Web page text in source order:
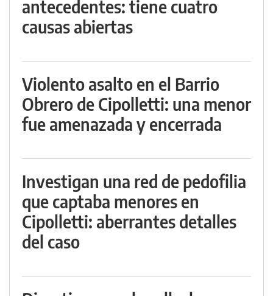
antecedentes: tiene cuatro
causas abiertas
Violento asalto en el Barrio
Obrero de Cipolletti: una menor
fue amenazada y encerrada
Investigan una red de pedofilia
que captaba menores en
Cipolletti: aberrantes detalles
del caso